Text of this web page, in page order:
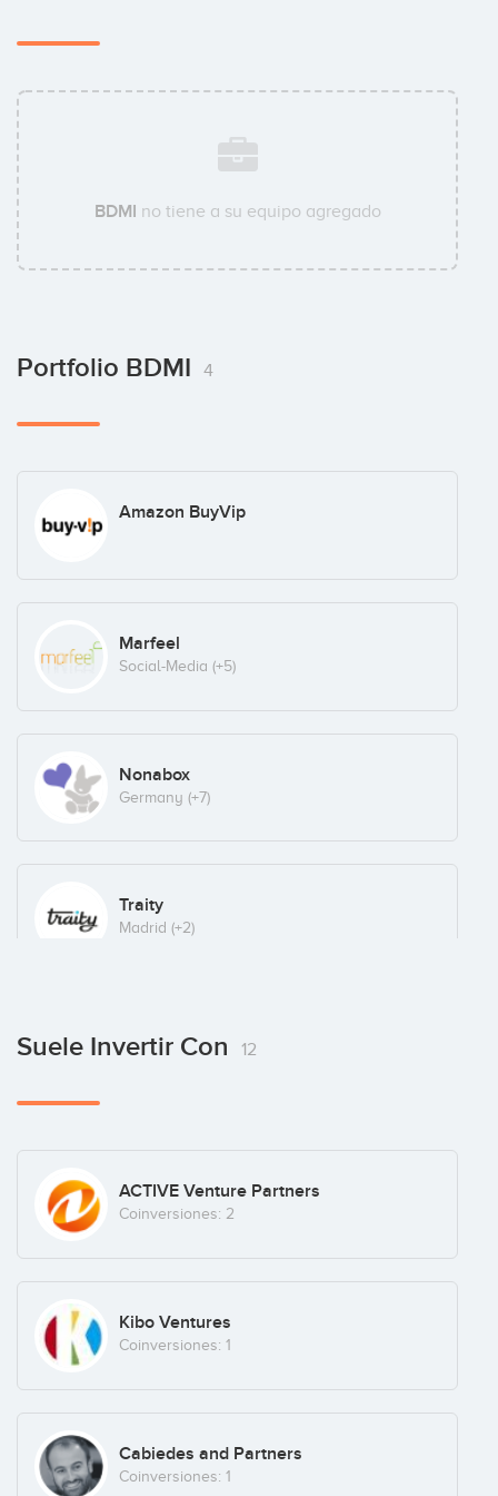
BDMI no tiene a su equipo agregado
Portfolio BDMI 4
Amazon BuyVip
Marfeel
Social-Media (+5)
Nonabox
Germany (+7)
Traity
Madrid (+2)
Suele Invertir Con 12
ACTIVE Venture Partners
Coinversiones: 2
Kibo Ventures
Coinversiones: 1
Cabiedes and Partners
Coinversiones: 1